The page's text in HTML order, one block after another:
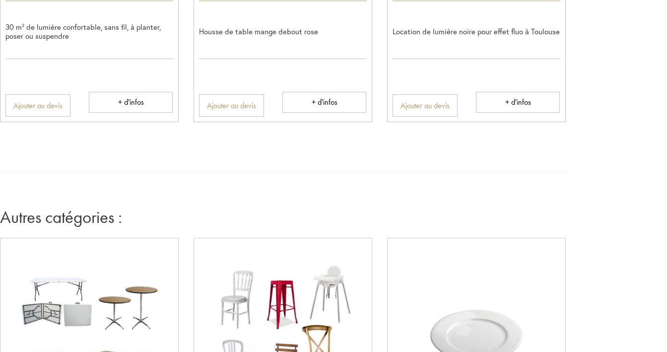
30 m² de lumière confortable, sans fil, à planter,
poser ou suspendre
Ajouter au devis + d'infos
Housse de table mange debout rose
Ajouter au devis + d'infos
Location de lumière noire pour effet fluo à Toulouse
Ajouter au devis + d'infos
Autres catégories :